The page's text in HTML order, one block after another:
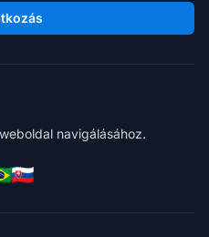
navigálásához.